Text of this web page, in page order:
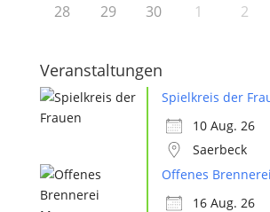
28 29 30 1 2
Veranstaltungen
Spielkreis der
10 Aug. 26
Saerbeck
Offenes
16 Aug. 26